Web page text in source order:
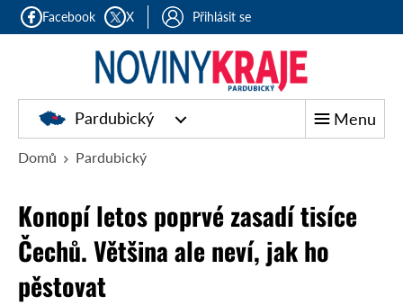
Facebook X Přihlásit se
Pardubický Menu
Domů Pardubický
Konopí letos poprvé zasadí tisíce
Čechů. Většina ale neví, jak ho
pěstovat